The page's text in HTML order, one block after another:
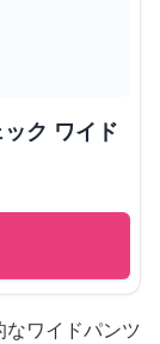
ク ワイド
ワイドパンツ